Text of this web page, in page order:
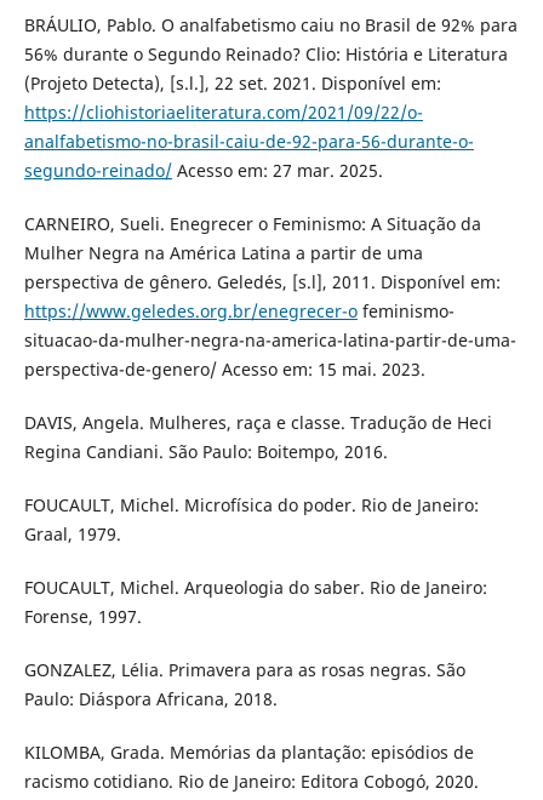
BRÁULIO, Pablo. O analfabetismo caiu no Brasil de 92% para
56% durante o Segundo Reinado? Clio: História e Literatura
(Projeto Detecta), [s.l.], 22 set. 2021. Disponível em:
https://cliohistoriaeliteratura.com/2021/09/22/o-
analfabetismo-no-brasil-caiu-de-92-para-56-durante-o-
segundo-reinado/Acesso em: 27 mar. 2025.
CARNEIRO, Sueli. Enegrecer o Feminismo: A Situação da
Mulher Negra na América Latina a partir de uma
perspectiva de gênero. Geledés, [s.l], 2011. Disponível em:
https://www.geledes.org.br/enegrecer-ofeminismo-
situacao-da-mulher-negra-na-america-latina-partir-de-uma-
perspectiva-de-genero/ Acesso em: 15 mai. 2023.
DAVIS, Angela. Mulheres, raça e classe. Tradução de Heci
Regina Candiani. São Paulo: Boitempo, 2016.
FOUCAULT, Michel. Microfísica do poder. Rio de Janeiro:
Graal, 1979.
FOUCAULT, Michel. Arqueologia do saber. Rio de Janeiro:
Forense, 1997.
GONZALEZ, Lélia. Primavera para as rosas negras. São
Paulo: Diáspora Africana, 2018.
KILOMBA, Grada. Memórias da plantação: episódios de
racismo cotidiano. Rio de Janeiro: Editora Cobogó, 2020.